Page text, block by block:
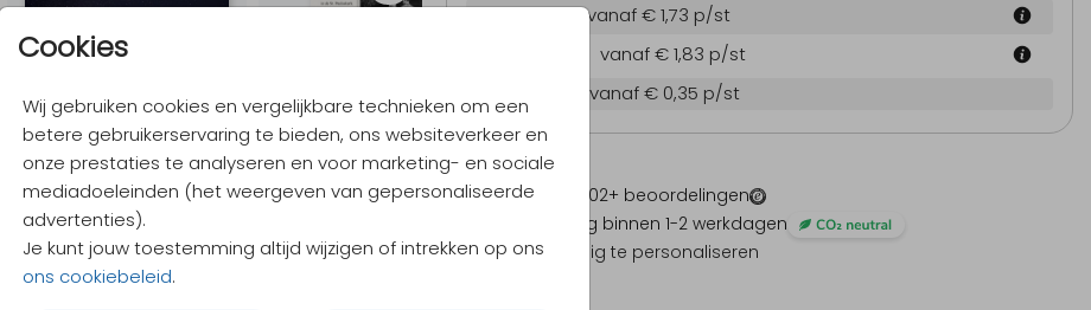
Cookies
Wij gebruiken cookies en vergelijkbare technieken om een
betere gebruikerservaring te bieden, ons websiteverkeer en
onze prestaties te analyseren en voor marketing- en sociale
mediadoeleinden (het weergeven van gepersonaliseerde
advertenties).
Je kunt jouw toestemming altijd wijzigen of intrekken op ons
ons cookiebeleid.
9,4/ 10 - 1202+ beoordelingen
Verzending binnen 1-2 werkdagen
Alles volledig te personaliseren
11.4 × 17.1 cm vanaf € 1,73 p/st
vanaf € 1,83 p/st
vanaf € 0,35 p/st